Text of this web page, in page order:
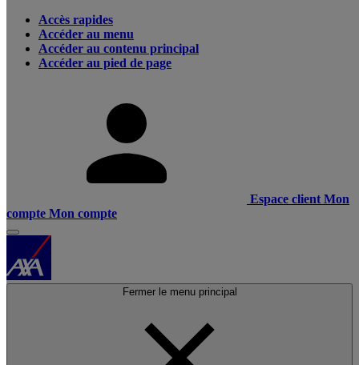
Accès rapides
Accéder au menu
Accéder au contenu principal
Accéder au pied de page
Espace client Mon
compte Mon compte
Fermer le menu principal